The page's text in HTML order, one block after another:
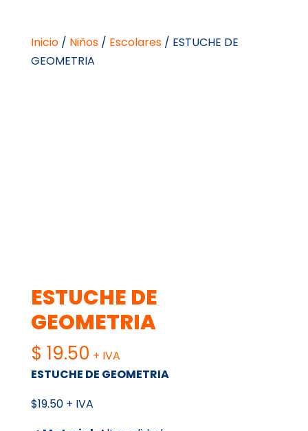
Inicio/ Niños/ Escolares/ ESTUCHE DE
GEOMETRIA
ESTUCHE DE
GEOMETRIA
$ 19.50 + IVA
ESTUCHE DE GEOMETRIA
$19.50 + IVA